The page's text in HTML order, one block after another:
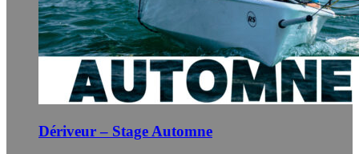
Dériveur – Stage Automne